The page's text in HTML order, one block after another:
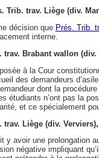
Trib. trav. Liège (div.
décision que Prés. Trib.
interne.
trav. Brabant wallon (div.
à la Cour
des demandeurs
dont la
étudiants n’ont pas la
et ce spécialement
trav. Liège (div.
y avoir une prolongation
négative impliquant